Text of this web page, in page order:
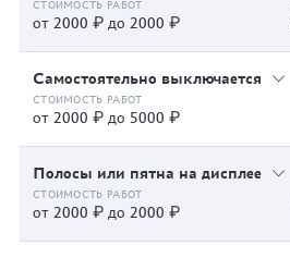
от 2000 ₽ до 2000 ₽
Самостоятельно выключается
от 2000 ₽ до 5000 ₽
Полосы или пятна на дисплее
от 2000 ₽ до 2000 ₽